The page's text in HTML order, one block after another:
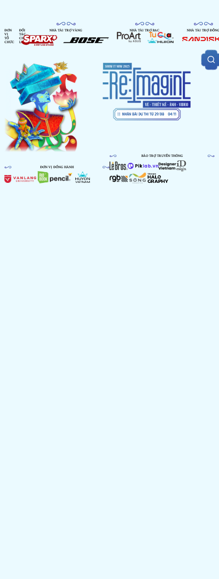
ĐƠN
VỊ
TỔ
CHỨC
ĐỐI
TÁC
CHIẾN
LƯỢC
NHÀ TÀI TRỢ VÀNG NHÀ TÀI TRỢ BẠC NHÀ TÀI TRỢ ĐỒNG
ĐƠN VỊ ĐỒNG HÀNH
BẢO TRỢ TRUYỀN THÔNG